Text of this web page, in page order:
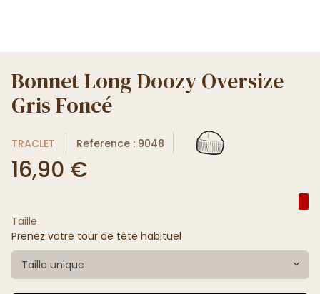
Bonnet Long Doozy Oversize
Gris Foncé
TRACLET Reference : 9048
16,90 €
Taille
Prenez votre tour de tête habituel
Taille unique